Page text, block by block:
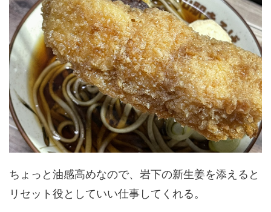
ちょっと油感高めなので、岩下の新生姜を添えると
リセット役としていい仕事してくれる。